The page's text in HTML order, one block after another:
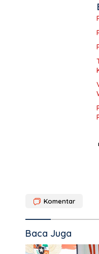
Komentar
Baca Juga